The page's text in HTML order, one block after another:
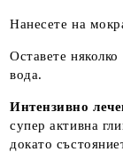
Нанесете на
Оставете
вода.
Интензивно
супер активна
докато